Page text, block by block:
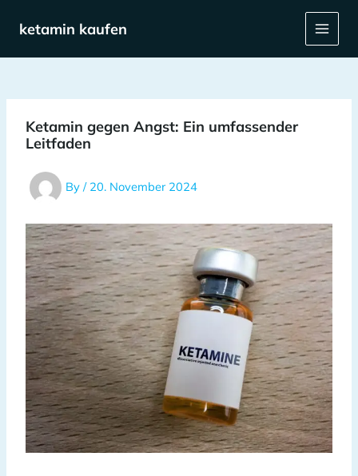
ketamin kaufen
Main
Menu
Ketamin gegen Angst: Ein umfassender
Leitfaden
By / 20. November 2024
navigation